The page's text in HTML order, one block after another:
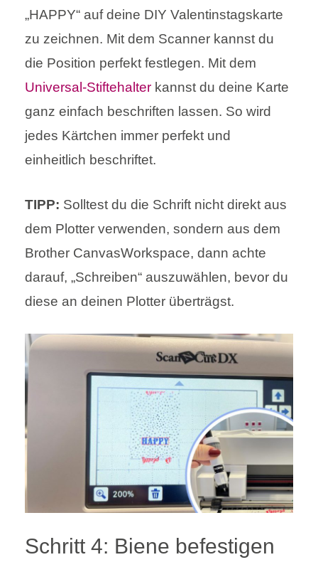
„HAPPY“ auf deine DIY Valentinstagskarte
zu zeichnen. Mit dem Scanner kannst du
die Position perfekt festlegen. Mit dem
Universal-Stiftehalter kannst du deine Karte
ganz einfach beschriften lassen. So wird
jedes Kärtchen immer perfekt und
einheitlich beschriftet.
TIPP: Solltest du die Schrift nicht direkt aus
dem Plotter verwenden, sondern aus dem
Brother CanvasWorkspace, dann achte
darauf, „Schreiben“ auszuwählen, bevor du
diese an deinen Plotter überträgst.
Schritt 4: Biene befestigen